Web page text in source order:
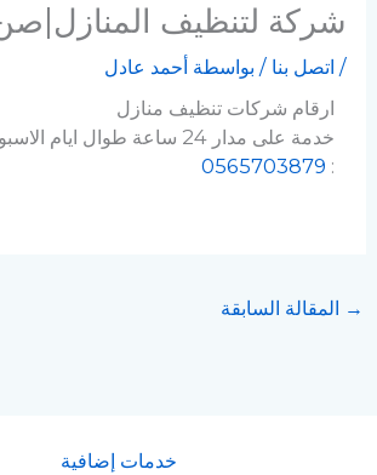
شركة لتنظيف
/ اتصل بنا / بواسطة أحمد عادل
ارقام شركات تنظيف منازل
خدمة على مدار 24 ساعة طوال
:
0565703879
→ المقالة السابقة
خدمات إضافية